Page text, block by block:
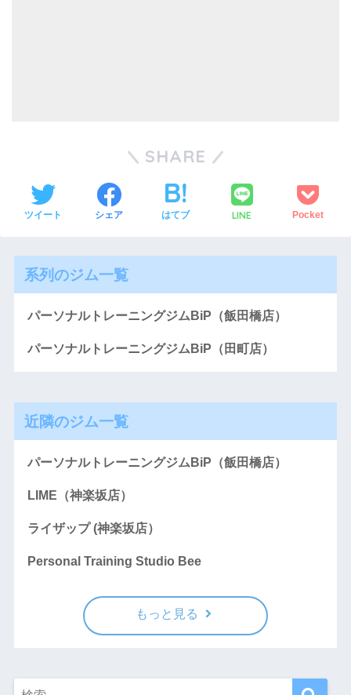
SHARE
ツイート シェア はてブ LINE Pocket
系列のジム一覧
パーソナルトレーニングジムBiP（飯田橋店）
パーソナルトレーニングジムBiP（田町店）
近隣のジム一覧
パーソナルトレーニングジムBiP（飯田橋店）
LIME（神楽坂店）
ライザップ (神楽坂店）
Personal Training Studio Bee
もっと見る